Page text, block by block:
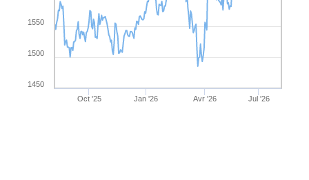
Jan '26 Jul '26
Oct '25 Avr '26
1450
1500
1550